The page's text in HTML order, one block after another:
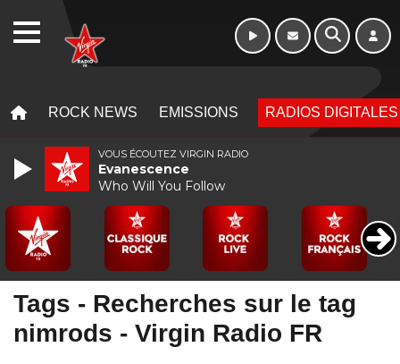
ROCK NEWS EMISSIONS RADIOS DIGITALES
Tags - Recherches sur le tag
nimrods - Virgin Radio FR
VOUS ÉCOUTEZ VIRGIN RADIO
Evanescence
Who Will You Follow
WEBRADIO